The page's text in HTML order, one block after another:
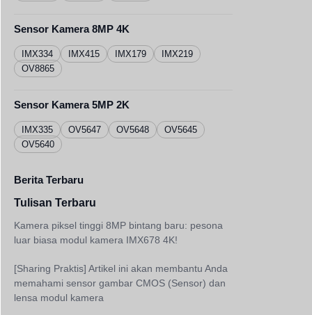
Sensor Kamera 8MP 4K
IMX334 IMX415 IMX179
IMX219
OV8865
Sensor Kamera 5MP 2K
IMX335 OV5647 OV5648
OV5645
OV5640
Berita Terbaru
Tulisan Terbaru
Kamera piksel tinggi 8MP bintang baru: pesona
luar biasa modul kamera IMX678 4K!
[Sharing Praktis] Artikel ini akan membantu Anda
memahami sensor gambar CMOS (Sensor) dan
lensa modul kamera